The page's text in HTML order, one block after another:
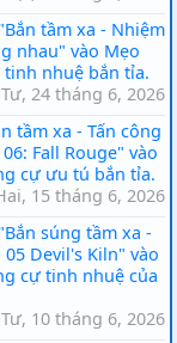
tầm xa - Nhiệm
nhau" vào Mẹo
tinh nhuệ bắn tỉa.
24 tháng 6, 2026
tầm xa - Tấn công
Fall Rouge" vào
cự ưu tú bắn tỉa.
15 tháng 6, 2026
súng tầm xa -
05 Devil's Kiln" vào
cự tinh nhuệ của
10 tháng 6, 2026